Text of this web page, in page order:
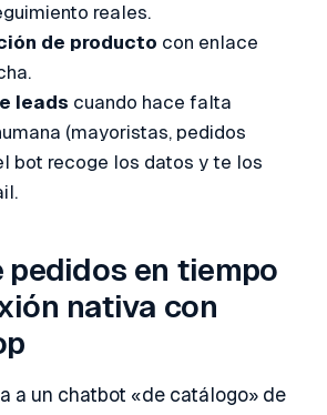
reales.
de producto con enlace
leads cuando hace falta
(mayoristas, pedidos
bot recoge los datos y te los
pedidos en tiempo
nativa con
a un chatbot «de catálogo» de